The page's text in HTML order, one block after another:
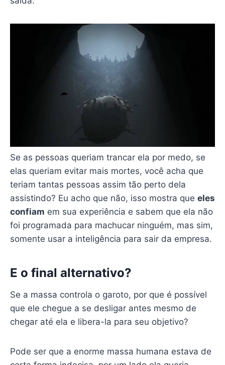
Se as pessoas queriam trancar ela por medo, se
elas queriam evitar mais mortes, você acha que
teriam tantas pessoas assim tão perto dela
assistindo? Eu acho que não, isso mostra que eles
confiam em sua experiência e sabem que ela não
foi programada para machucar ninguém, mas sim,
somente usar a inteligência para sair da empresa.
E o final alternativo?
Se a massa controla o garoto, por que é possível
que ele chegue a se desligar antes mesmo de
chegar até ela e libera-la para seu objetivo?
Pode ser que a enorme massa humana estava de